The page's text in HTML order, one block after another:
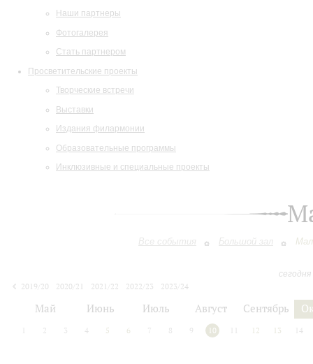
Наши партнеры
Фотогалерея
Стать партнером
Просветительские проекты
Творческие встречи
Выставки
Издания филармонии
Образовательные программы
Инклюзивные и специальные проекты
Все события Большой зал
2019/20
2020/21 2021/22 2022/23
2023/24
Май Июнь Июль Август Сентябрь
2 3 4 5 6 7 8 9 10 12 13 14